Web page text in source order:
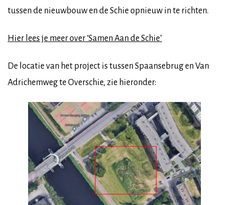
tussen de nieuwbouw en de Schie opnieuw in te richten.
Hier lees je meer over ‘Samen Aan de Schie’
De locatie van het project is tussen Spaansebrug en Van
Adrichemweg te Overschie, zie hieronder: